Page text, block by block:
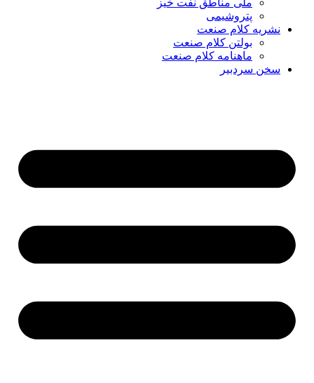
پتروشیمی
نشریه کلام صنعت
بولتن کلام صنعت
ماهنامه کلام صنعت
سخن سردبیر